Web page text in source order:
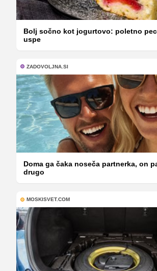
Bolj sočno kot jogurtovo: poletno
uspe
ZADOVOLJNA.SI
Doma ga čaka noseča partnerka, on
drugo
MOSKISVET.COM